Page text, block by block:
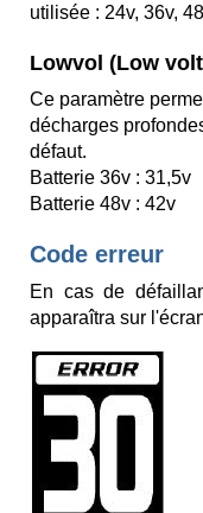
utilisée : 24v, 36v,
Lowvol (Low
Ce paramètre
décharges
défaut.
Batterie 36v : 31,5v
Batterie 48v : 42v
Code erreur
En cas de
apparaîtra sur